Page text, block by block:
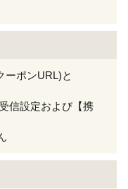
ーポンURL)と
信設定および【携